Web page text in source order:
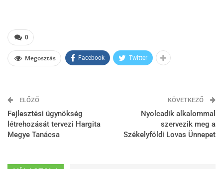
0
Megosztás Facebook Twitter
ELŐZŐ
Fejlesztési ügynökség
létrehozását tervezi Hargita
Megye Tanácsa
KÖVETKEZŐ
Nyolcadik alkalommal
szervezik meg a
Székelyföldi Lovas Ünnepet